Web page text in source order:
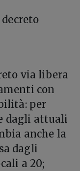
via libera
con
per
dagli attuali
anche la
dagli
a 20;